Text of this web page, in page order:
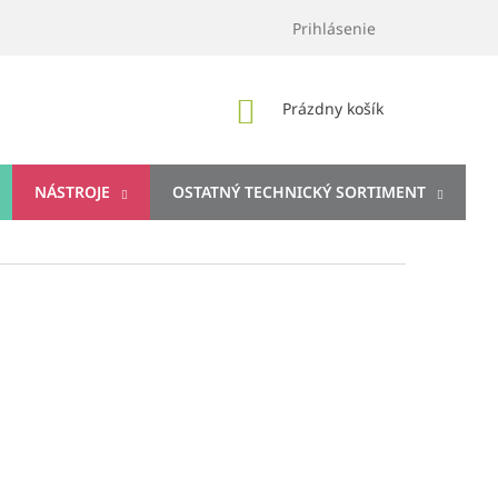
Prihlásenie
NÁKUPNÝ
Prázdny košík
NÁSTROJE OSTATNÝ TECHNICKÝ SORTIMENT